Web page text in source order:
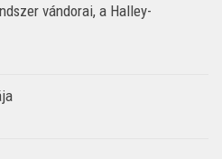
vándorai, a Halley-